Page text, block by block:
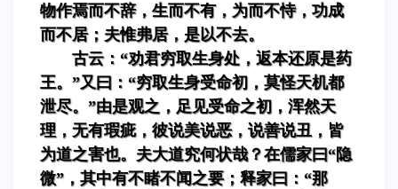
物作焉而不辞，生而不有，为而不恃，功成
而不居；夫惟弗居，是以不去。
古云：“劝君穷取生身处，返本还原是药
王。”又曰：“穷取生身受命初，莫怪天机都
泄尽。”由是观之，足见受命之初，浑然天
理，无有瑕疵，彼说美说恶，说善说丑，皆
为道之害也。夫大道究何状哉？在儒家曰“隐
微”，其中有不睹不闻之要；释家曰：“那